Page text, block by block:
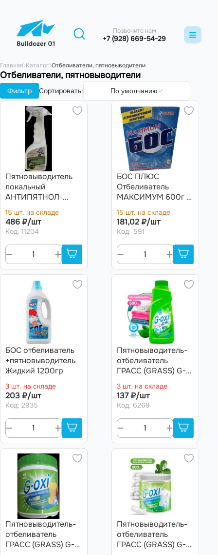
Позвоните нам
+7 (928) 669-54-29
Главная Каталог Отбеливатели, пятновыводители
Отбеливатели, пятновыводители
Фильтр Сортировать: По умолчанию
Пятновыводитель
локальный
АНТИПЯТНОЛ-
0,5л/18/18
15 шт. на складе
486 ₽/шт
Код: 11204
БОС ПЛЮС
Отбеливатель
МАКСИМУМ 600г т/
15 шт. на складе
181,02 ₽/шт
Код: 591
БОС отбеливатель
+пятновыводитель
Жидкий 1200гр
3 шт. на складе
203 ₽/шт
Код: 2935
Пятновыводитель-
отбеливатель
ГРАСС (GRASS) G-
тканей 500мл Гель
3 шт. на складе
137 ₽/шт
Код: 6269
Пятновыводитель-
отбеливатель
ГРАСС (GRASS) G-
Пятновыводитель-
отбеливатель
ГРАСС (GRASS) G-